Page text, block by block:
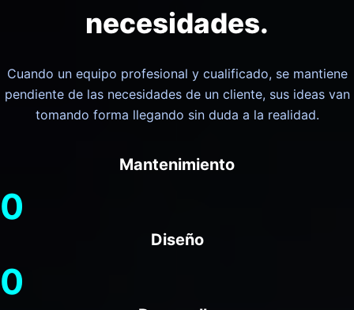
necesidades.
Cuando un equipo profesional y cualificado, se mantiene
pendiente de las necesidades de un cliente, sus ideas van
tomando forma llegando sin duda a la realidad.
Mantenimiento
0
Diseño
0